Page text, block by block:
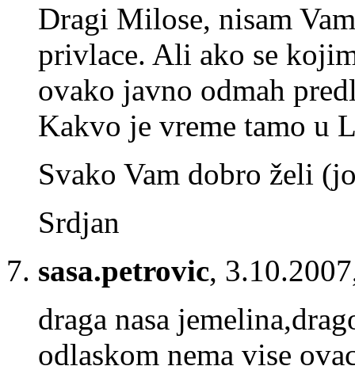
Dragi Milose, nisam
privlace. Ali ako se
ovako javno odmah
Kakvo je vreme tamo u
Svako Vam dobro želi
Srdjan
sasa.petrovic,
draga nasa
odlaskom nema vise